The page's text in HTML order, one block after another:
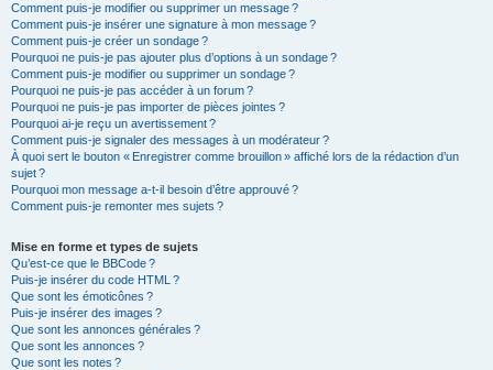
Comment puis-je modifier ou supprimer un message ?
Comment puis-je insérer une signature à mon message ?
Comment puis-je créer un sondage ?
Pourquoi ne puis-je pas ajouter plus d’options à un sondage ?
Comment puis-je modifier ou supprimer un sondage ?
Pourquoi ne puis-je pas accéder à un forum ?
Pourquoi ne puis-je pas importer de pièces jointes ?
Pourquoi ai-je reçu un avertissement ?
Comment puis-je signaler des messages à un modérateur ?
À quoi sert le bouton « Enregistrer comme brouillon » affiché lors de la rédaction d’un
sujet ?
Pourquoi mon message a-t-il besoin d’être approuvé ?
Comment puis-je remonter mes sujets ?
Mise en forme et types de sujets
Qu’est-ce que le BBCode ?
Puis-je insérer du code HTML ?
Que sont les émoticônes ?
Puis-je insérer des images ?
Que sont les annonces générales ?
Que sont les annonces ?
Que sont les notes ?